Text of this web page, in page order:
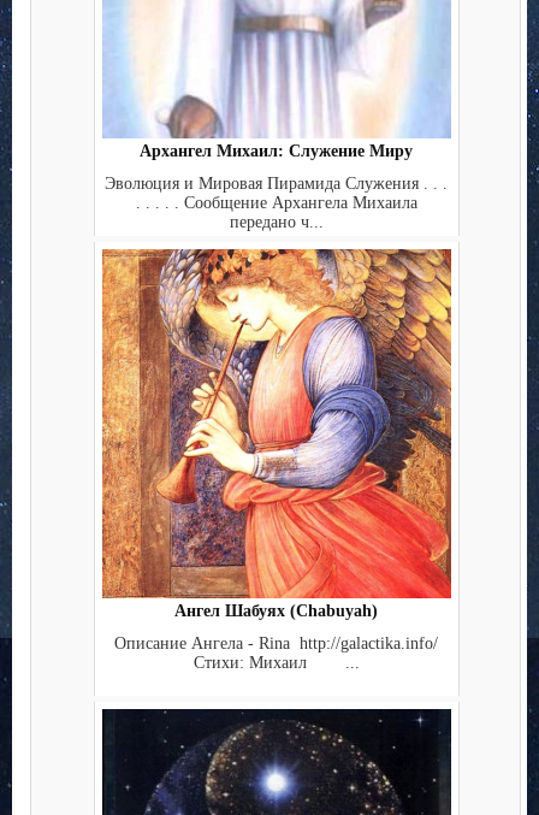
Архангел Михаил: Служение Миру
Эволюция и Мировая Пирамида Служения . . .
. . . . . Сообщение Архангела Михаила
передано ч...
Ангел Шабуях (Chabuyah)
Описание Ангела - Rina http://galactika.info/
Стихи: Михаил ...